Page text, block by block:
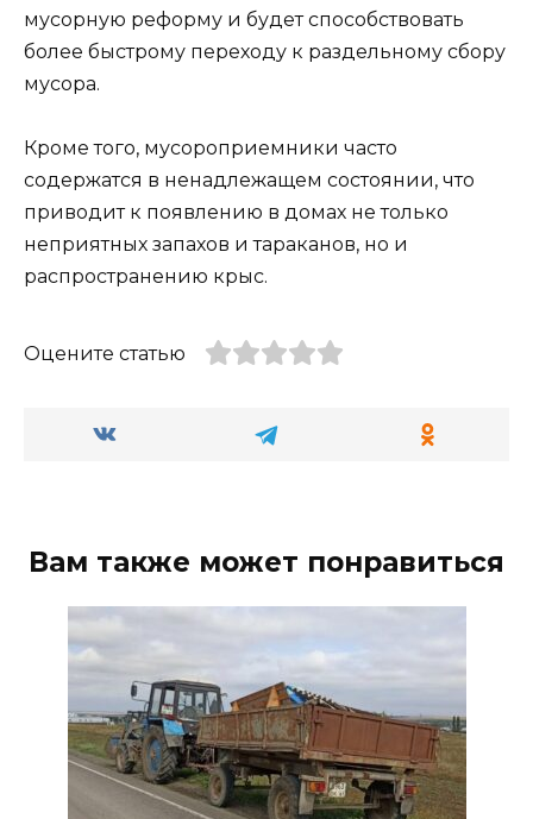
мусорную реформу и будет способствовать
более быстрому переходу к раздельному сбору
мусора.
Кроме того, мусороприемники часто
содержатся в ненадлежащем состоянии, что
приводит к появлению в домах не только
неприятных запахов и тараканов, но и
распространению крыс.
Оцените статью
Вам также может понравиться